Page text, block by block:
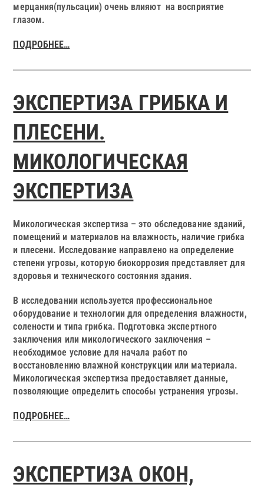
мерцания(пульсации) очень влияют на восприятие
глазом.
ПОДРОБНЕЕ…
ЭКСПЕРТИЗА ГРИБКА И
ПЛЕСЕНИ.
МИКОЛОГИЧЕСКАЯ
ЭКСПЕРТИЗА
Микологическая экспертиза – это обследование зданий,
помещений и материалов на влажность, наличие грибка
и плесени. Исследование направлено на определение
степени угрозы, которую биокоррозия представляет для
здоровья и технического состояния здания.
В исследовании используется профессиональное
оборудование и технологии для определения влажности,
солености и типа грибка. Подготовка экспертного
заключения или микологического заключения –
необходимое условие для начала работ по
восстановлению влажной конструкции или материала.
Микологическая экспертиза предоставляет данные,
позволяющие определить способы устранения угрозы.
ПОДРОБНЕЕ…
ЭКСПЕРТИЗА ОКОН,